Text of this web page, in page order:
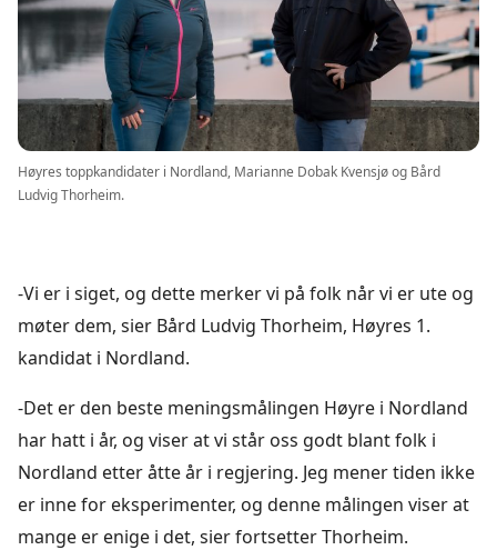
Høyres toppkandidater i Nordland, Marianne Dobak Kvensjø og Bård
Ludvig Thorheim.
-Vi er i siget, og dette merker vi på folk når vi er ute og
møter dem, sier Bård Ludvig Thorheim, Høyres 1.
kandidat i Nordland.
-Det er den beste meningsmålingen Høyre i Nordland
har hatt i år, og viser at vi står oss godt blant folk i
Nordland etter åtte år i regjering. Jeg mener tiden ikke
er inne for eksperimenter, og denne målingen viser at
mange er enige i det, sier fortsetter Thorheim.